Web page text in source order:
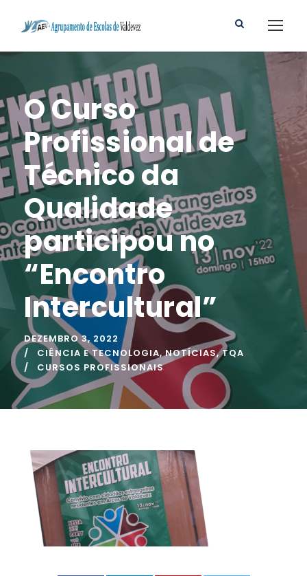
O Curso
Profissional de
Técnico da
Qualidade
participou no
“Encontro
Intercultural”
DEZEMBRO 3, 2022
CIÊNCIA E TECNOLOGIA, NOTÍCIAS, TQA
CURSOS PROFISSIONAIS